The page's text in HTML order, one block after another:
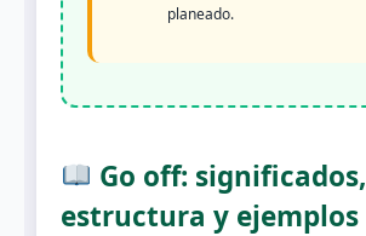
planeado.
Go off: significados,
estructura y ejemplos